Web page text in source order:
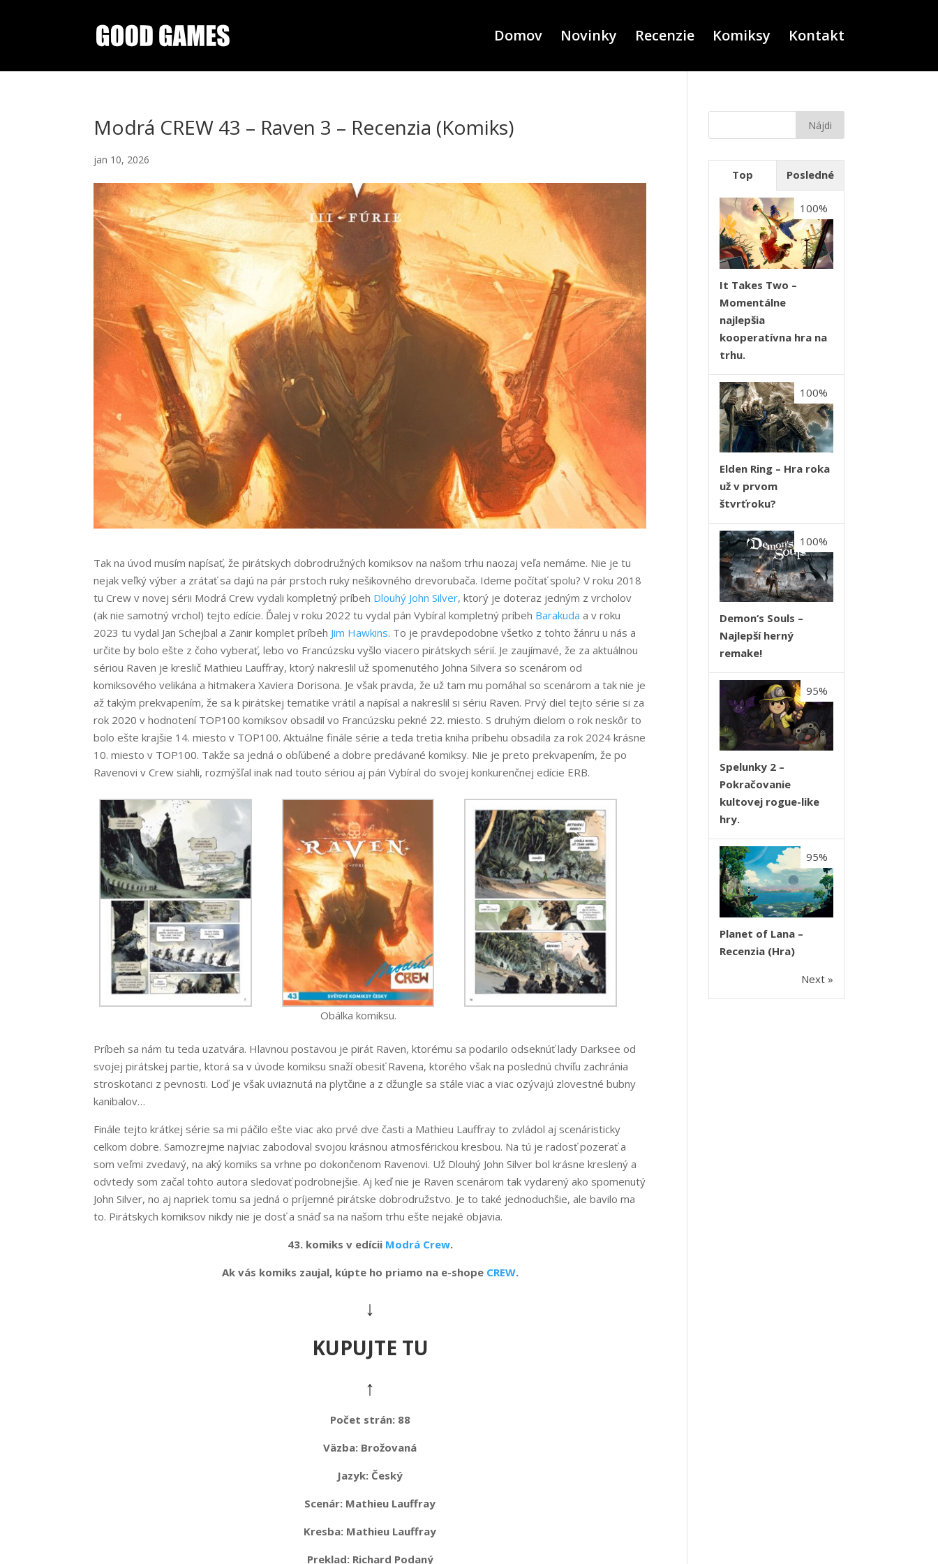
Domov Novinky Recenzie Komiksy Kontakt
Modrá CREW 43 – Raven 3 – Recenzia (Komiks)
jan 10, 2026
Tak na úvod musím napísať, že pirátskych dobrodružných komiksov na našom trhu naozaj veľa nemáme. Nie je tu
nejak veľký výber a zrátať sa dajú na pár prstoch ruky nešikovného drevorubača. Ideme počítať spolu? V roku 2018
tu Crew v novej sérii Modrá Crew vydali kompletný príbeh Dlouhý John Silver, ktorý je doteraz jedným z vrcholov
(ak nie samotný vrchol) tejto edície. Ďalej v roku 2022 tu vydal pán Vybíral kompletný príbeh Barakuda a v roku
2023 tu vydal Jan Schejbal a Zanir komplet príbeh Jim Hawkins. To je pravdepodobne všetko z tohto žánru u nás a
určite by bolo ešte z čoho vyberať, lebo vo Francúzsku vyšlo viacero pirátskych sérií. Je zaujímavé, že za aktuálnou
sériou Raven je kreslič Mathieu Lauffray, ktorý nakreslil už spomenutého Johna Silvera so scenárom od
komiksového velikána a hitmakera Xaviera Dorisona. Je však pravda, že už tam mu pomáhal so scenárom a tak nie je
až takým prekvapením, že sa k pirátskej tematike vrátil a napísal a nakreslil si sériu Raven. Prvý diel tejto série si za
rok 2020 v hodnotení TOP100 komiksov obsadil vo Francúzsku pekné 22. miesto. S druhým dielom o rok neskôr to
bolo ešte krajšie 14. miesto v TOP100. Aktuálne finále série a teda tretia kniha príbehu obsadila za rok 2024 krásne
10. miesto v TOP100. Takže sa jedná o obľúbené a dobre predávané komiksy. Nie je preto prekvapením, že po
Ravenovi v Crew siahli, rozmýšľal inak nad touto sériou aj pán Vybíral do svojej konkurenčnej edície ERB.
Obálka komiksu.
Príbeh sa nám tu teda uzatvára. Hlavnou postavou je pirát Raven, ktorému sa podarilo odseknúť lady Darksee od
svojej pirátskej partie, ktorá sa v úvode komiksu snaží obesiť Ravena, ktorého však na poslednú chvíľu zachránia
stroskotanci z pevnosti. Loď je však uviaznutá na plytčine a z džungle sa stále viac a viac ozývajú zlovestné bubny
kanibalov…
Finále tejto krátkej série sa mi páčilo ešte viac ako prvé dve časti a Mathieu Lauffray to zvládol aj scenáristicky
celkom dobre. Samozrejme najviac zabodoval svojou krásnou atmosférickou kresbou. Na tú je radosť pozerať a
som veľmi zvedavý, na aký komiks sa vrhne po dokončenom Ravenovi. Už Dlouhý John Silver bol krásne kreslený a
odvtedy som začal tohto autora sledovať podrobnejšie. Aj keď nie je Raven scenárom tak vydarený ako spomenutý
John Silver, no aj napriek tomu sa jedná o príjemné pirátske dobrodružstvo. Je to také jednoduchšie, ale bavilo ma
to. Pirátskych komiksov nikdy nie je dosť a snáď sa na našom trhu ešte nejaké objavia.
43. komiks v edícii Modrá Crew.
Ak vás komiks zaujal, kúpte ho priamo na e-shope CREW.
↓
KUPUJTE TU
↑
Počet strán: 88
Väzba: Brožovaná
Jazyk: Český
Scenár: Mathieu Lauffray
Kresba: Mathieu Lauffray
Preklad: Richard Podaný
Top Posledné
It Takes Two –
Momentálne
najlepšia
kooperatívna hra na
trhu.
100%
Elden Ring – Hra roka
už v prvom
štvrťroku?
100%
Demon‘s Souls –
Najlepší herný
remake!
100%
Spelunky 2 –
Pokračovanie
kultovej rogue-like
hry.
95%
Planet of Lana –
Recenzia (Hra)
95%
Next »